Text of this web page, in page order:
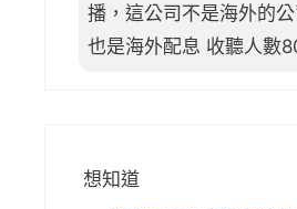
播，這公司不是海外的
也是海外配息 收聽人數
想知道